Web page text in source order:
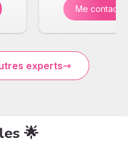
Me contacter
experts
🌟